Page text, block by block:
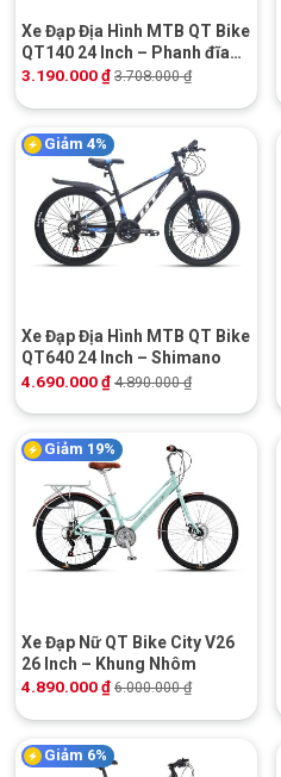
Xe Đạp Địa Hình MTB QT Bike
QT140 24 Inch – Phanh đĩa
cơ
3.190.000₫ 3.708.000₫
Giảm 4%
Xe Đạp Địa Hình MTB QT Bike
QT640 24 Inch – Shimano
4.690.000₫ 4.890.000₫
Giảm 19%
Xe Đạp Nữ QT Bike City V26
26 Inch – Khung Nhôm
4.890.000₫ 6.000.000₫
Giảm 6%